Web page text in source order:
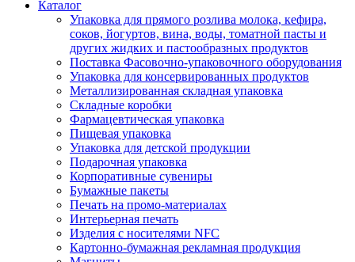
Каталог
Упаковка для прямого розлива молока, кефира,
соков, йогуртов, вина, воды, томатной пасты и
других жидких и пастообразных продуктов
Поставка Фасовочно-упаковочного оборудования
Упаковка для консервированных продуктов
Металлизированная складная упаковка
Складные коробки
Фармацевтическая упаковка
Пищевая упаковка
Упаковка для детской продукции
Подарочная упаковка
Корпоративные сувениры
Бумажные пакеты
Печать на промо-материалах
Интерьерная печать
Изделия с носителями NFC
Картонно-бумажная рекламная продукция